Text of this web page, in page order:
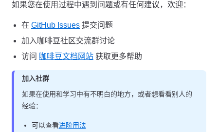
如果您在使用过程中遇到问题或有任何建议，欢迎：
在 GitHub Issues 提交问题
加入咖啡豆社区交流群讨论
访问 咖啡豆文档网站 获取更多帮助
加入社群
如果在使用和学习中有不明白的地方，或者想看看别人的
经验：
可以查看进阶用法